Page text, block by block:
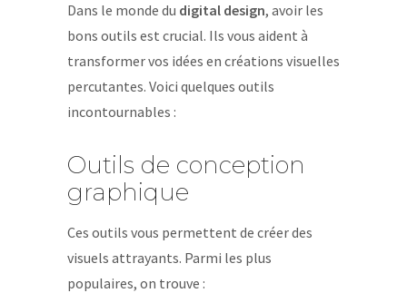
Dans le monde du digital design, avoir les
bons outils est crucial. Ils vous aident à
transformer vos idées en créations visuelles
percutantes. Voici quelques outils
incontournables :
Outils de conception
graphique
Ces outils vous permettent de créer des
visuels attrayants. Parmi les plus
populaires, on trouve :